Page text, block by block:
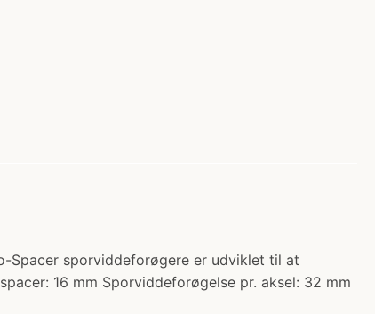
Spacer sporviddeforøgere er udviklet til at
16 mm Sporviddeforøgelse pr. aksel: 32 mm